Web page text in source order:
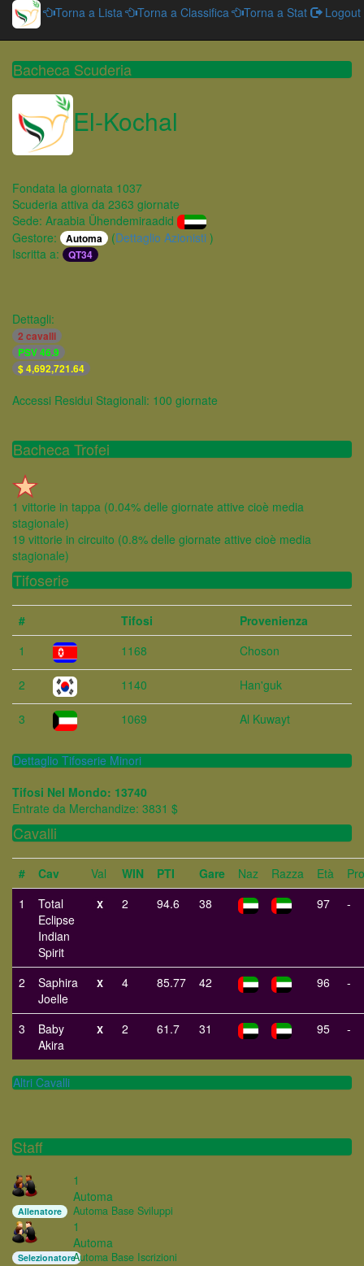
Torna a Lista Torna a Classifica Torna a Stat Logout
Bacheca Scuderia
El-Kochal
Fondata la giornata 1037
Scuderia attiva da 2363 giornate
Sede: Araabia Ühendemiraadid
Gestore:
Automa (Dettaglio Azionisti )
Iscritta a:
QT34
Dettagli:
2 cavalli
PSV 46.9
$ 4,692,721.64
Accessi Residui Stagionali: 100 giornate
Bacheca Trofei
1 vittorie in tappa (0.04% delle giornate attive cioè media
stagionale)
19 vittorie in circuito (0.8% delle giornate attive cioè media
stagionale)
Tifoserie
# Tifosi
Provenienza
1
1168 Choson
2 1140 Han'guk
3 1069 Al Kuwayt
Dettaglio Tifoserie Minori
Tifosi Nel Mondo: 13740
Entrate da Merchandize: 3831 $
Cavalli
# Cav Val WIN PTI Gare Naz Razza Età
1
Total
Eclipse
Indian
Spirit
X 2 94.6 38 97 -
2
Saphira
Joelle
X 4 85.77 42 96 -
3
Baby
Akira
X 2 61.7 31 95 -
Altri Cavalli
Staff
1
Automa
Allenatore Automa Base Sviluppi
1
Automa
SelezionatoreAutoma Base Iscrizioni